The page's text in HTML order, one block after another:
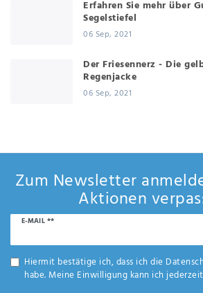
Erfahren Sie mehr über
Segelstiefel
06 Sep, 2021
Der Friesennerz - Die
Regenjacke
06 Sep, 2021
Zum Newsletter
Aktionen
E-MAIL **
Newsletter
Hiermit bestätige ich, dass ich die
habe. Meine Einwilligung kann ich